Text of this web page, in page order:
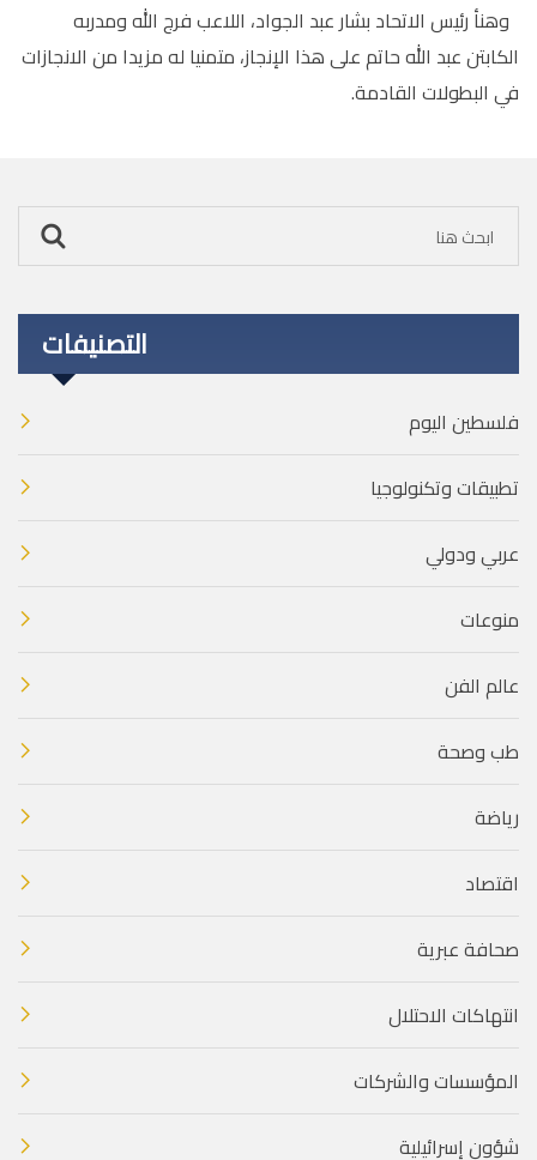
وهنأ رئيس الاتحاد بشار عبد الجواد، اللاعب فرج الله ومدربه
الكابتن عبد الله حاتم على هذا الإنجاز، متمنيا له مزيدا من الانجازات
في البطولات القادمة.
التصنيفات
فلسطين اليوم
تطبيقات وتكنولوجيا
عربي ودولي
منوعات
عالم الفن
طب وصحة
رياضة
اقتصاد
صحافة عبرية
انتهاكات الاحتلال
المؤسسات والشركات
شؤون إسرائيلية